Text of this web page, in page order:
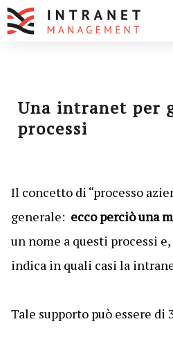
Una intranet per
processi
Il concetto di “processo
generale: ecco perciò una
un nome a questi processi
indica in quali casi la
Tale supporto può essere di